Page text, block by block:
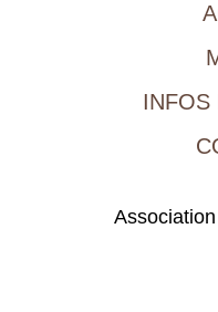
INFOS